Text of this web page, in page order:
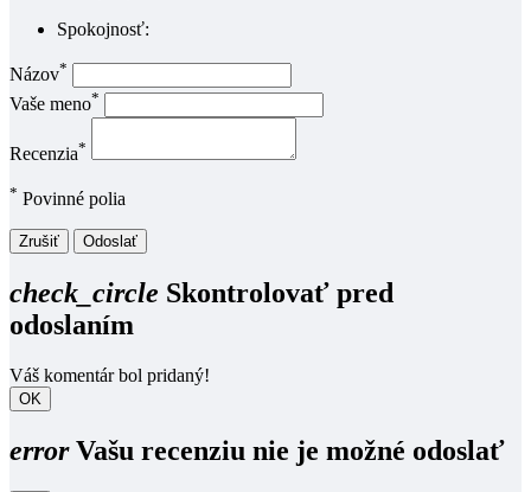
Spokojnosť:
Názov*
Vaše meno*
Recenzia*
* Povinné polia
Zrušiť Odoslať
check_circle Skontrolovať pred
odoslaním
Váš komentár bol pridaný!
OK
errorVašu recenziu nie je možné odoslať